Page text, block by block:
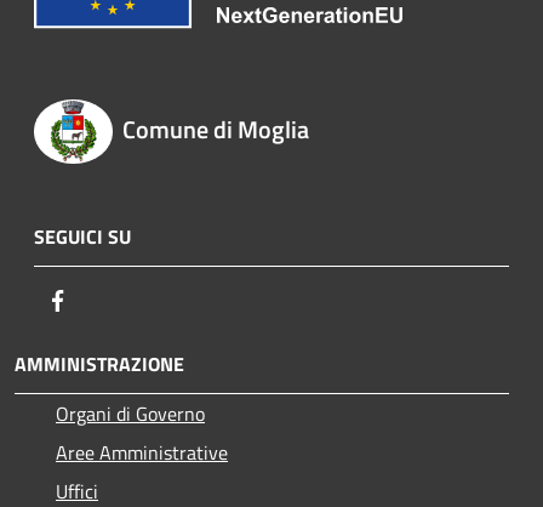
Comune di Moglia
SEGUICI SU
AMMINISTRAZIONE
Organi di Governo
Aree Amministrative
Uffici